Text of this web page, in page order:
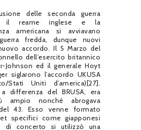
delle seconda guerra
il reame inglese e la
americana si avviavano
fredda, dunque nuovi
accordo. Il 5 Marzo del
dell’esercito britannico
Johnson ed il generale Hoyt
siglarono l’accordo UKUSA
Stati Uniti d’america)[27].
a differenza del BRUSA, era
ampio nonché abrogava
43. Esso venne formato
specifici come giapponesi
di concerto si utilizzò una